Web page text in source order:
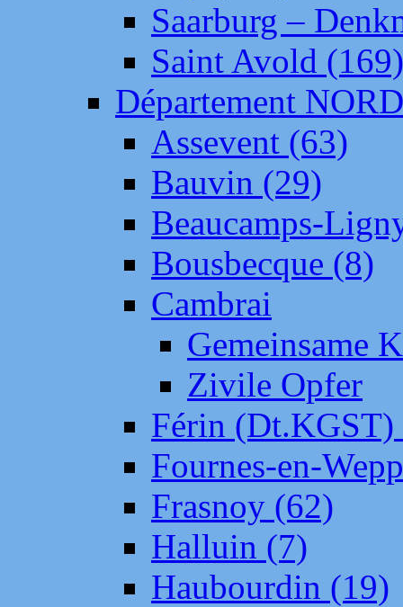
Saarburg –
Saint Avold (169)
Département NORD
Assevent (63)
Bauvin (29)
Beaucamps-
Bousbecque (8)
Cambrai
Gemeinsame
Zivile Opfer
Férin (Dt.KGST)
Fournes-en-
Frasnoy (62)
Halluin (7)
Haubourdin (19)